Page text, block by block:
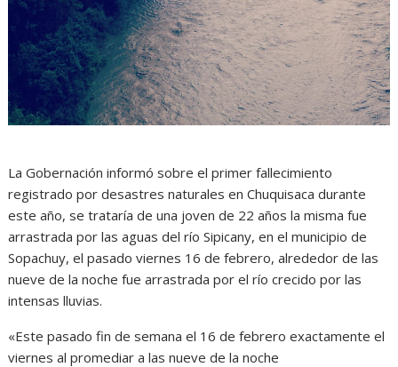
La Gobernación informó sobre el primer fallecimiento
registrado por desastres naturales en Chuquisaca durante
este año, se trataría de una joven de 22 años la misma fue
arrastrada por las aguas del río Sipicany, en el municipio de
Sopachuy, el pasado viernes 16 de febrero, alrededor de las
nueve de la noche fue arrastrada por el río crecido por las
intensas lluvias.
«Este pasado fin de semana el 16 de febrero exactamente el
viernes al promediar a las nueve de la noche